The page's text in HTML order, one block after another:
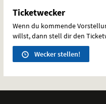
Ticketwecker
Wenn du kommende
willst, dann stell dir den
Wecker stellen!